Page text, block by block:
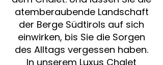
atemberaubende Landschaft
der Berge Südtirols auf sich
einwirken, bis Sie die Sorgen
des Alltags vergessen haben.
In unserem Luxus Chalet